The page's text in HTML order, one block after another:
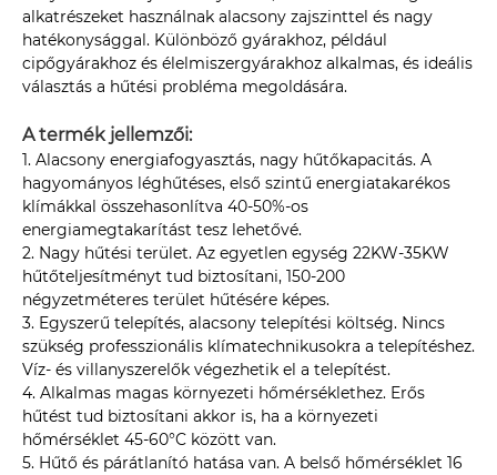
alkatrészeket használnak alacsony zajszinttel és nagy
hatékonysággal. Különböző gyárakhoz, például
cipőgyárakhoz és élelmiszergyárakhoz alkalmas, és ideális
választás a hűtési probléma megoldására.
A termék jellemzői:
1. Alacsony energiafogyasztás, nagy hűtőkapacitás. A
hagyományos léghűtéses, első szintű energiatakarékos
klímákkal összehasonlítva 40-50%-os
energiamegtakarítást tesz lehetővé.
2. Nagy hűtési terület. Az egyetlen egység 22KW-35KW
hűtőteljesítményt tud biztosítani, 150-200
négyzetméteres terület hűtésére képes.
3. Egyszerű telepítés, alacsony telepítési költség. Nincs
szükség professzionális klímatechnikusokra a telepítéshez.
Víz- és villanyszerelők végezhetik el a telepítést.
4. Alkalmas magas környezeti hőmérséklethez. Erős
hűtést tud biztosítani akkor is, ha a környezeti
hőmérséklet 45-60°C között van.
5. Hűtő és párátlanító hatása van. A belső hőmérséklet 16